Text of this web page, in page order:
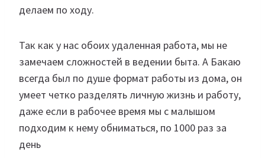
делаем по ходу.
Так как у нас обоих удаленная работа, мы не
замечаем сложностей в ведении быта. А Бакаю
всегда был по душе формат работы из дома, он
умеет четко разделять личную жизнь и работу,
даже если в рабочее время мы с малышом
подходим к нему обниматься, по 1000 раз за
день